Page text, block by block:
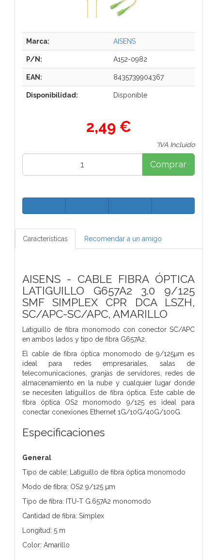
Marca: AISENS
P/N: A152-0982
EAN: 8435739904367
Disponibilidad: Disponible
2,49 €
*IVA Incluido
Comprar
Características Recomendar a un amigo
AISENS - CABLE FIBRA ÓPTICA
LATIGUILLO G657A2 3.0 9/125
SMF SIMPLEX CPR DCA LSZH,
SC/APC-SC/APC, AMARILLO
Latiguillo de fibra monomodo con conector SC/APC
en ambos lados y tipo de fibra G657A2.
El cable de fibra óptica monomodo de 9/125µm es
ideal para redes empresariales, salas de
telecomunicaciones, granjas de servidores, redes de
almacenamiento en la nube y cualquier lugar donde
se necesiten latiguillos de fibra óptica. Este cable de
fibra óptica OS2 monomodo 9/125 es ideal para
conectar conexiones Ethernet 1G/10G/40G/100G.
Especificaciones
General
Tipo de cable: Latiguillo de fibra óptica monomodo
Modo de fibra: OS2 9/125 µm
Tipo de fibra: ITU-T G.657A2 monomodo
Cantidad de fibra: Símplex
Longitud: 5 m
Color: Amarillo